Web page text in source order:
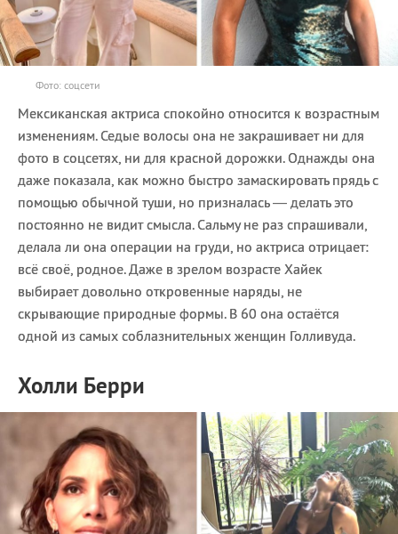
Фото: соцсети
Мексиканская актриса спокойно относится к возрастным
изменениям. Седые волосы она не закрашивает ни для
фото в соцсетях, ни для красной дорожки. Однажды она
даже показала, как можно быстро замаскировать прядь с
помощью обычной туши, но призналась — делать это
постоянно не видит смысла. Сальму не раз спрашивали,
делала ли она операции на груди, но актриса отрицает:
всё своё, родное. Даже в зрелом возрасте Хайек
выбирает довольно откровенные наряды, не
скрывающие природные формы. В 60 она остаётся
одной из самых соблазнительных женщин Голливуда.
Холли Берри